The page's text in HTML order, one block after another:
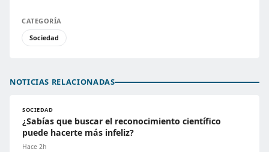
CATEGORÍA
Sociedad
NOTICIAS RELACIONADAS
SOCIEDAD
¿Sabías que buscar el reconocimiento científico
puede hacerte más infeliz?
Hace 2h